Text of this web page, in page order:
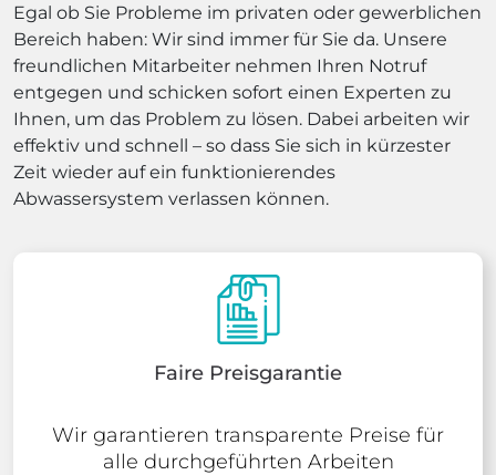
Egal ob Sie Probleme im privaten oder gewerblichen
Bereich haben: Wir sind immer für Sie da. Unsere
freundlichen Mitarbeiter nehmen Ihren Notruf
entgegen und schicken sofort einen Experten zu
Ihnen, um das Problem zu lösen. Dabei arbeiten wir
effektiv und schnell – so dass Sie sich in kürzester
Zeit wieder auf ein funktionierendes
Abwassersystem verlassen können.
Faire Preisgarantie
Wir garantieren transparente Preise für
alle durchgeführten Arbeiten